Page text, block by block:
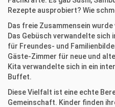
Rezepte ausprobiert? Wie
Das freie Zusammensein
Das Gebüsch verwandelte
für Freundes- und
Gäste-Zimmer für neue und
Kita verwandelte sich in ein
Buffet.
Diese Vielfalt ist eine echte
Gemeinschaft. Kinder finden